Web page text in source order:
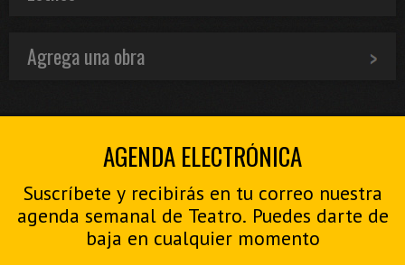
Agrega una obra
AGENDA ELECTRÓNICA
Suscríbete y recibirás en tu correo nuestra
agenda semanal de Teatro. Puedes darte de
baja en cualquier momento